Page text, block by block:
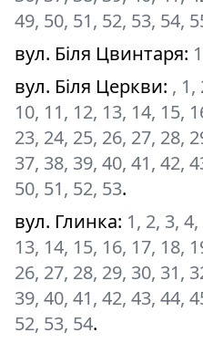
49, 50, 51, 52, 53, 54,
вул. Біля Цвинтаря:
вул. Біля Церкви: , 1,
10, 11, 12, 13, 14, 15,
23, 24, 25, 26, 27, 28,
37, 38, 39, 40, 41, 42,
50, 51, 52, 53.
вул. Глинка: 1, 2, 3,
13, 14, 15, 16, 17, 18,
26, 27, 28, 29, 30, 31,
39, 40, 41, 42, 43, 44,
52, 53, 54.